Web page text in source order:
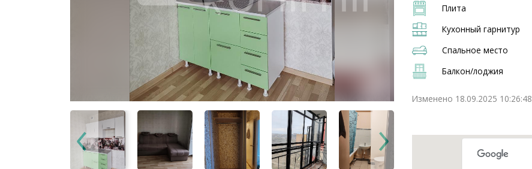
Плита
Кухонный гарнитур
Спальное место
Балкон/лоджия
Изменено 18.09.2025 10:26:48